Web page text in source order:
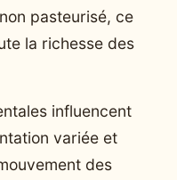
pasteurisé, ce
la richesse des
influencent
variée et
des